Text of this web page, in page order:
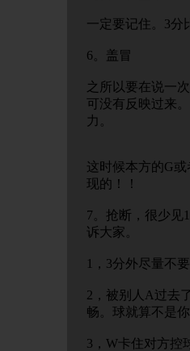
一定要记住。3分
6。盖冒
之所以要在说一
可没有反映过来
力。
这时候本方的G
现的！！
7。抢断，很少见
诉大家。
1，3分外尽量不
2，被别人A过去
畅。球就算不是
3，W卡住对方控